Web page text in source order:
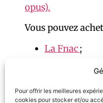
Pour offrir les meilleures
cookies pour stocker et/ou
opus).
Vous pouvez
La Fnac;
Decitre;